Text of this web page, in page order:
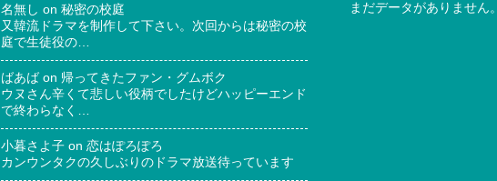
名無し on 秘密の校庭
又韓流ドラマを制作して下さい。次回からは秘密の校
庭で生徒役の…
ばあば on 帰ってきたファン・グムボク
ウヌさん辛くて悲しい役柄でしたけどハッピーエンド
で終わらなく…
小暮さよ子 on 恋はぽろぽろ
カンウンタクの久しぶりのドラマ放送待っています
まだデータがありません。